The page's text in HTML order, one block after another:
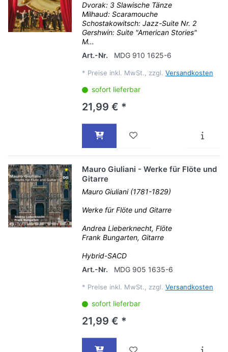
Dvorak: 3 Slawische Tänze
Milhaud: Scaramouche
Schostakowitsch: Jazz-Suite Nr. 2
Gershwin: Suite "American Stories"
M...
Art.-Nr.
MDG 910 1625-6
* Preise inkl. MwSt., zzgl. Versandkosten
sofort lieferbar
21,99 € *
Mauro Giuliani - Werke für Flöte und
Gitarre
Mauro Giuliani (1781-1829)
Werke für Flöte und Gitarre
Andrea Lieberknecht, Flöte
Frank Bungarten, Gitarre
Hybrid-SACD
Art.-Nr.
MDG 905 1635-6
* Preise inkl. MwSt., zzgl. Versandkosten
sofort lieferbar
21,99 € *